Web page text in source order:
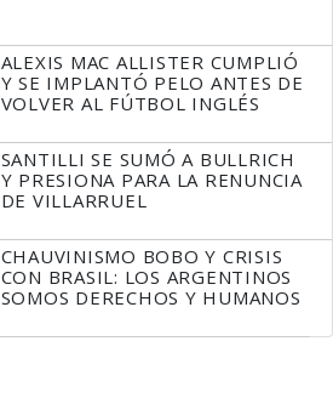
ALEXIS MAC ALLISTER CUMPLIÓ
Y SE IMPLANTÓ PELO ANTES DE
VOLVER AL FÚTBOL INGLÉS
SANTILLI SE SUMÓ A BULLRICH
Y PRESIONA PARA LA RENUNCIA
DE VILLARRUEL
CHAUVINISMO BOBO Y CRISIS
CON BRASIL: LOS ARGENTINOS
SOMOS DERECHOS Y HUMANOS